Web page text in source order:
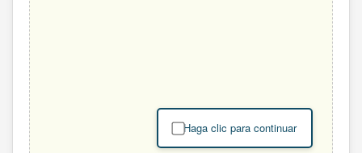
Haga clic para continuar